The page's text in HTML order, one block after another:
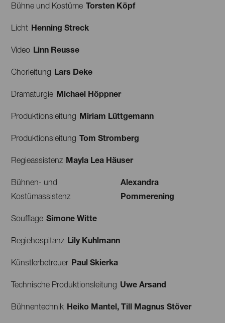
Bühne und Kostüme Torsten Köpf
Licht Henning Streck
Video Linn Reusse
Chorleitung Lars Deke
Dramaturgie Michael Höppner
Produktionsleitung Miriam Lüttgemann
Produktionsleitung Tom Stromberg
Regieassistenz Mayla Lea Häuser
Bühnen- und
Kostümassistenz
Alexandra
Pommerening
Soufflage Simone Witte
Regiehospitanz Lily Kuhlmann
Künstlerbetreuer Paul Skierka
Technische Produktionsleitung Uwe Arsand
Bühnentechnik Heiko Mantel, Till Magnus Stöver